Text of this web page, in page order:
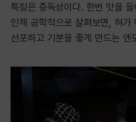
특징은 중독성이다. 한번 맛을
인체 공학적으로 살펴보면, 혀가
선포하고 기분을 좋게 만드는 엔